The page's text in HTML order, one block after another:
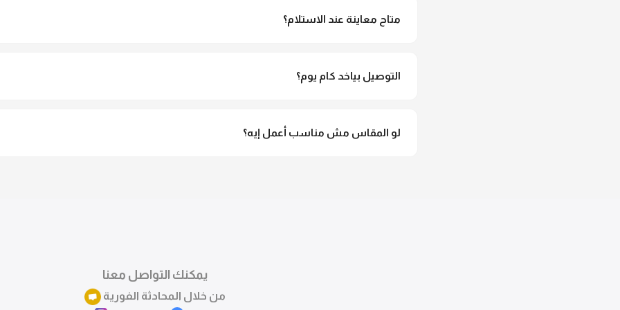
متاح معاينة عند الاستلام؟
التوصيل بياخد كام يوم؟
لو المقاس مش مناسب أعمل إيه؟
يمكنك التواصل معنا
من خلال المحادثة الفورية